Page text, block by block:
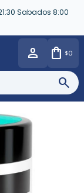
Sabados 8:00
$0